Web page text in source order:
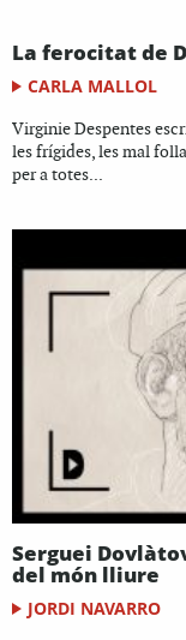
La ferocitat de
CARLA MALLOL
Virginie Despentes
les frígides, les mal
per a totes...
Serguei
del món lliure
JORDI NAVARRO